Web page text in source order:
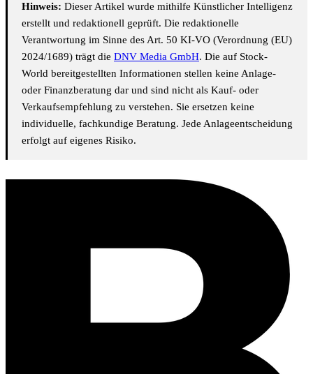
Hinweis: Dieser Artikel wurde mithilfe Künstlicher Intelligenz
erstellt und redaktionell geprüft. Die redaktionelle
Verantwortung im Sinne des Art. 50 KI-VO (Verordnung (EU)
2024/1689) trägt die DNV Media GmbH. Die auf Stock-
World bereitgestellten Informationen stellen keine Anlage-
oder Finanzberatung dar und sind nicht als Kauf- oder
Verkaufsempfehlung zu verstehen. Sie ersetzen keine
individuelle, fachkundige Beratung. Jede Anlageentscheidung
erfolgt auf eigenes Risiko.